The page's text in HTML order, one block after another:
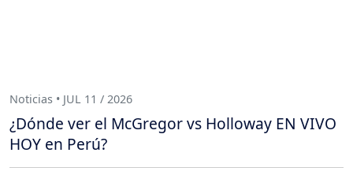
Noticias • JUL 11 / 2026
¿Dónde ver el McGregor vs Holloway EN VIVO
HOY en Perú?